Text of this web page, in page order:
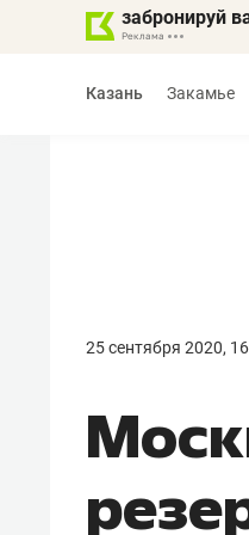
забронируй
Казань Закамье
25 сентября 2020,